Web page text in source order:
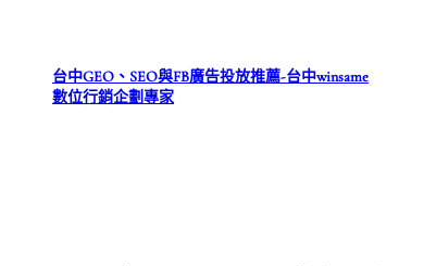
台中GEO、SEO與FB廣告投放推薦-台中winsame
數位行銷企劃專家